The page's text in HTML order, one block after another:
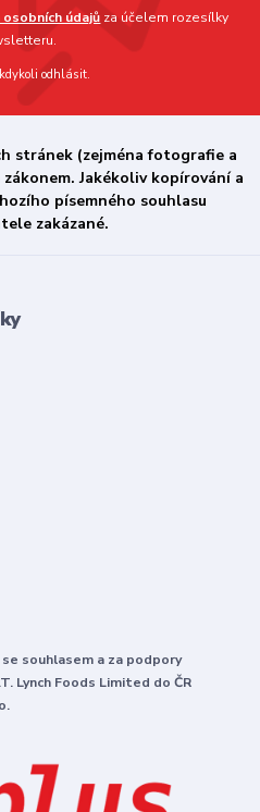
údajů za účelem rozesílky
odhlásit.
stránek (zejména fotografie a
Jakékoliv kopírování a
písemného souhlasu
zakázané.
souhlasem a za podpory
Lynch Foods Limited do ČR